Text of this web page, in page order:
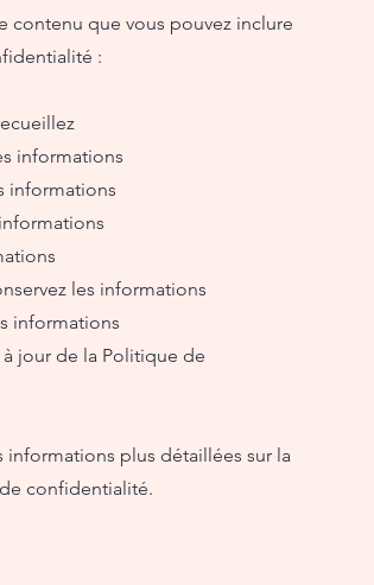
contenu que vous pouvez inclure
:
informations
informations
les informations
informations
jour de la Politique de
plus détaillées sur la
confidentialité.